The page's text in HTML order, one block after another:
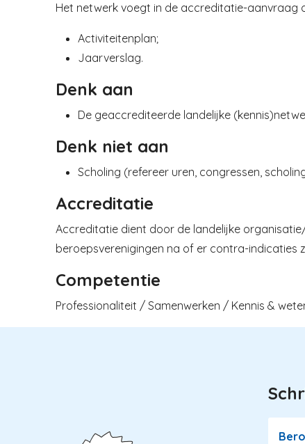
Het netwerk voegt in de accreditatie-aanvraag
Activiteitenplan;
Jaarverslag.
Denk aan
De geaccrediteerde landelijke
Denk niet aan
Scholing (refereer uren, congressen,
Accreditatie
Accreditatie dient door de landelijke
beroepsverenigingen na of er contra-indicaties
Competentie
Professionaliteit / Samenwerken / Kennis &